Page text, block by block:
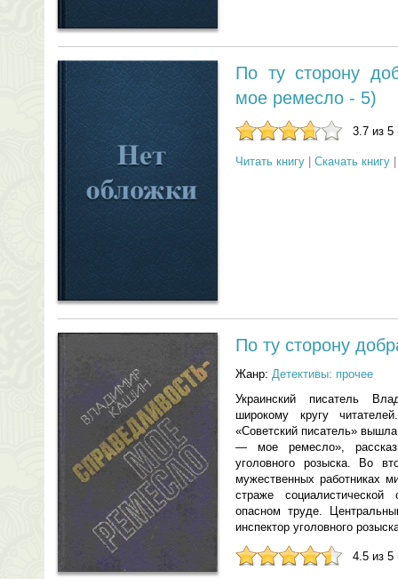
По ту сторону
мое ремесло - 5)
3.7 из 5
Читать книгу Скачать книгу
По ту сторону
Жанр: Детективы: прочее
Украинский писатель
широкому кругу
«Советский писатель»
— мое ремесло»,
уголовного розыска. Во
мужественных работниках
страже
опасном труде.
инспектор уголовного
4.5 из 5